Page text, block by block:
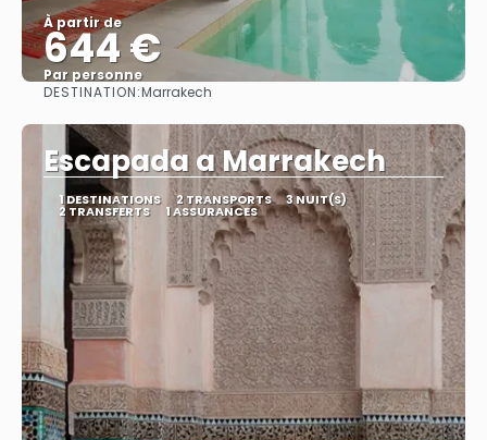
À partir de
644 €
Par personne
DESTINATION:Marrakech
Escapada a Marrakech
1 DESTINATIONS 2 TRANSPORTS 3 NUIT(S)
2 TRANSFERTS 1 ASSURANCES